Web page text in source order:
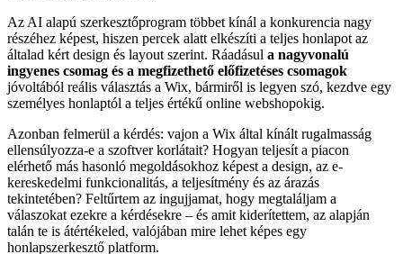
Az AI alapú szerkesztőprogram többet kínál a konkurencia nagy
részéhez képest, hiszen percek alatt elkészíti a teljes honlapot az
általad kért design és layout szerint. Ráadásul a nagyvonalú
ingyenes csomag és a megfizethető előfizetéses csomagok
jóvoltából reális választás a Wix, bármiről is legyen szó, kezdve egy
személyes honlaptól a teljes értékű online webshopokig.
Azonban felmerül a kérdés: vajon a Wix által kínált rugalmasság
ellensúlyozza-e a szoftver korlátait? Hogyan teljesít a piacon
elérhető más hasonló megoldásokhoz képest a design, az e-
kereskedelmi funkcionalitás, a teljesítmény és az árazás
tekintetében? Feltűrtem az ingujjamat, hogy megtaláljam a
válaszokat ezekre a kérdésekre – és amit kiderítettem, az alapján
talán te is átértékeled, valójában mire lehet képes egy
honlapszerkesztő platform.